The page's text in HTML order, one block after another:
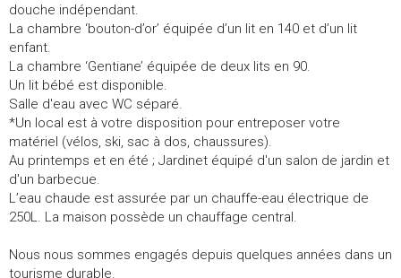
douche indépendant.
La chambre ‘bouton-d’or’ équipée d’un lit en 140 et d’un lit
enfant.
La chambre ‘Gentiane’ équipée de deux lits en 90.
Un lit bébé est disponible.
Salle d'eau avec WC séparé.
*Un local est à votre disposition pour entreposer votre
matériel (vélos, ski, sac à dos, chaussures).
Au printemps et en été ; Jardinet équipé d'un salon de jardin et
d'un barbecue.
L’eau chaude est assurée par un chauffe-eau électrique de
250L. La maison possède un chauffage central.
Nous nous sommes engagés depuis quelques années dans un
tourisme durable.